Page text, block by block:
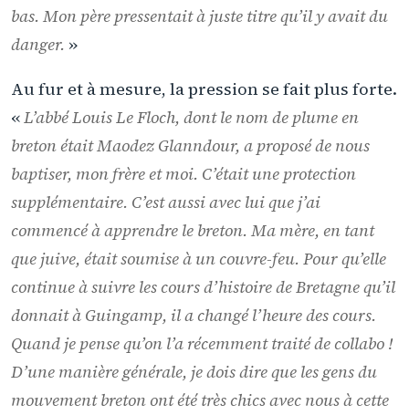
bas. Mon père pressentait à juste titre qu’il y avait du
danger. »
Au fur et à mesure, la pression se fait plus forte.
«L’abbé Louis Le Floch, dont le nom de plume en
breton était Maodez Glanndour, a proposé de nous
baptiser, mon frère et moi. C’était une protection
supplémentaire. C’est aussi avec lui que j’ai
commencé à apprendre le breton. Ma mère, en tant
que juive, était soumise à un couvre-feu. Pour qu’elle
continue à suivre les cours d’histoire de Bretagne qu’il
donnait à Guingamp, il a changé l’heure des cours.
Quand je pense qu’on l’a récemment traité de collabo !
D’une manière générale, je dois dire que les gens du
mouvement breton ont été très chics avec nous à cette